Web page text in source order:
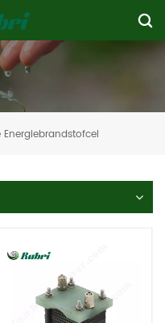
Energiebrandstofcel